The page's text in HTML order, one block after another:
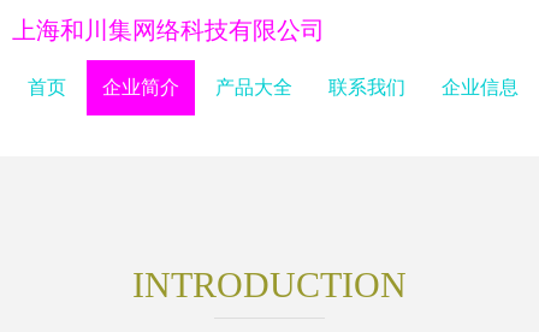
上海和川集网络科技有限公司
首页 企业简介 产品大全 联系我们 企业信息
INTRODUCTION